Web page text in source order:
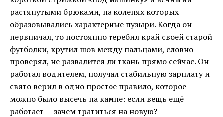
растянутыми брюками, на коленях которых
образовывались характерные пузыри. Когда он
нервничал, то постоянно теребил край своей старой
футболки, крутил шов между пальцами, словно
проверял, не развалится ли ткань прямо сейчас. Он
работал водителем, получал стабильную зарплату и
свято верил в одно простое правило, которое
можно было высечь на камне: если вещь ещё
работает — зачем тратиться на новую?